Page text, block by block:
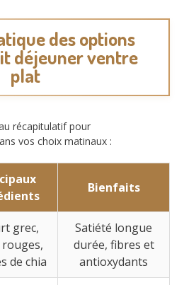
des options
déjeuner ventre
plat
récapitulatif pour
vos choix matinaux :
Bienfaits
grec,
de chia
Satiété longue
durée, fibres et
antioxydants